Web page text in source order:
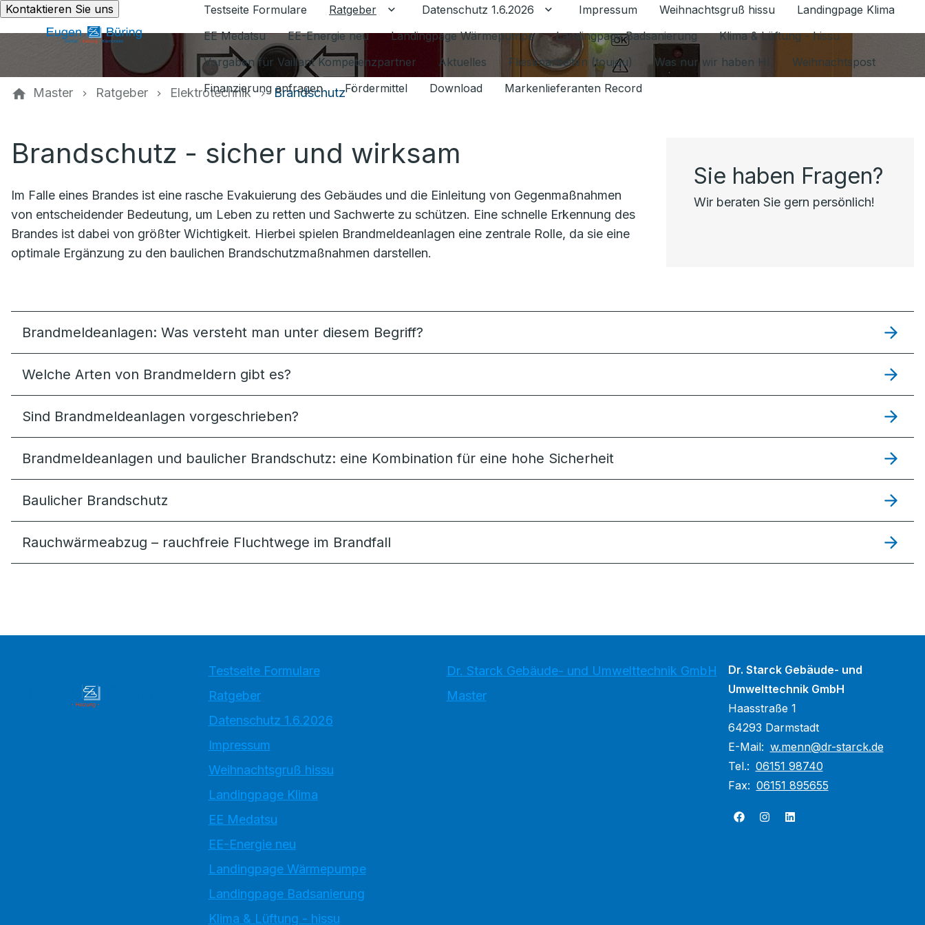
Kontaktieren Sie uns Testseite Formulare Ratgeber Untermenü für Ratgeber umschalten
Datenschutz 1.6.2026 Untermenü für Datenschutz 1.6.2026 umschalten
Impressum Weihnachtsgruß hissu
Landingpage Klima
EE Medatsu
EE-Energie neu Landingpage Wärmepumpe Landingpage Badsanierung
Klima & Lüftung - hissu
Vorgaben für Vaillant Kompetenzpartner
Aktuelles Fliesenarbeiten (toujou) Was nur wir haben HI
Weihnachtspost
Finanzierung anfragen
Fördermittel Download Markenlieferanten Record
Master Ratgeber Elektrotechnik Brandschutz
Brandschutz - sicher und wirksam
Im Falle eines Brandes ist eine rasche Evakuierung des Gebäudes und die Einleitung von Gegenmaßnahmen
von entscheidender Bedeutung, um Leben zu retten und Sachwerte zu schützen. Eine schnelle Erkennung des
Brandes ist dabei von größter Wichtigkeit. Hierbei spielen Brandmeldeanlagen eine zentrale Rolle, da sie eine
optimale Ergänzung zu den baulichen Brandschutzmaßnahmen darstellen.
Sie haben Fragen?
Wir beraten Sie gern persönlich!
Brandmeldeanlagen: Was versteht man unter diesem Begriff?
Welche Arten von Brandmeldern gibt es?
Sind Brandmeldeanlagen vorgeschrieben?
Brandmeldeanlagen und baulicher Brandschutz: eine Kombination für eine hohe Sicherheit
Baulicher Brandschutz
Rauchwärme­abzug – rauchfreie Fluchtwege im Brandfall
Testseite Formulare
Ratgeber
Datenschutz 1.6.2026
Impressum
Weihnachtsgruß hissu
Landingpage Klima
EE Medatsu
EE-Energie neu
Landingpage Wärmepumpe
Landingpage Badsanierung
Klima & Lüftung - hissu
Dr. Starck Gebäude- und Umwelttechnik GmbH
Master
Dr. Starck Gebäude- und
Umwelttechnik GmbH
Haasstraße 1
64293 Darmstadt
E-Mail: w.menn@dr-starck.de
Tel.: 06151 98740
Fax: 06151 895655